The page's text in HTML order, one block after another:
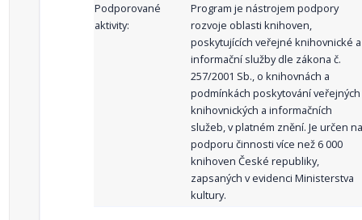
Podporované
aktivity:
Program je nástrojem podpory
rozvoje oblasti knihoven,
poskytujících veřejné knihovnické a
informační služby dle zákona č.
257/2001 Sb., o knihovnách a
podmínkách poskytování veřejných
knihovnických a informačních
služeb, v platném znění. Je určen na
podporu činnosti více než 6 000
knihoven České republiky,
zapsaných v evidenci Ministerstva
kultury.